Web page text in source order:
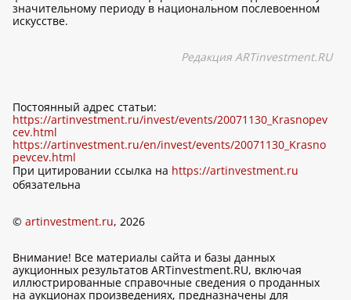
значительному периоду в национальном послевоенном
искусстве.
Редакция ARTinvestment.RU
Постоянный адрес статьи:
https://artinvestment.ru/invest/events/20071130_Krasnopev
cev.html
https://artinvestment.ru/en/invest/events/20071130_Krasno
pevcev.html
При цитировании ссылка на https://artinvestment.ru
обязательна
© artinvestment.ru, 2026
Внимание! Все материалы сайта и базы данных
аукционных результатов ARTinvestment.RU, включая
иллюстрированные справочные сведения о проданных
на аукционах произведениях, предназначены для